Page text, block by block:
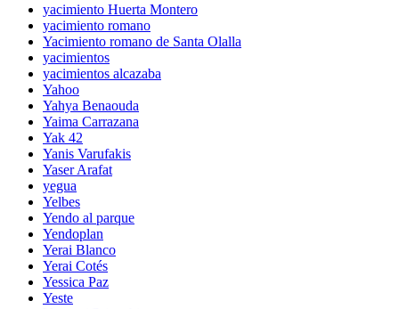
yacimiento Huerta Montero
yacimiento romano
Yacimiento romano de Santa Olalla
yacimientos
yacimientos alcazaba
Yahoo
Yahya Benaouda
Yaima Carrazana
Yak 42
Yanis Varufakis
Yaser Arafat
yegua
Yelbes
Yendo al parque
Yendoplan
Yerai Blanco
Yerai Cotés
Yessica Paz
Yeste